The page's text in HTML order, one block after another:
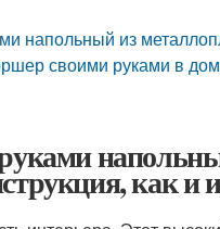
напольный из
своими руками в
как и